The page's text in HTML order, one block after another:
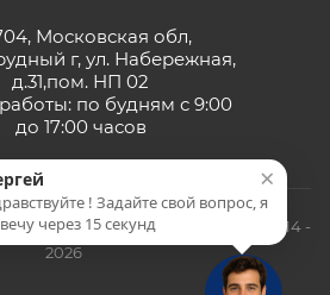
Московская обл,
г, ул. Набережная,
д.31,пом. НП 02
по будням с 9:00
до 17:00 часов
серверных запчастей, 2014 -
2026
×
! Задайте свой вопрос, я
через 15 секунд